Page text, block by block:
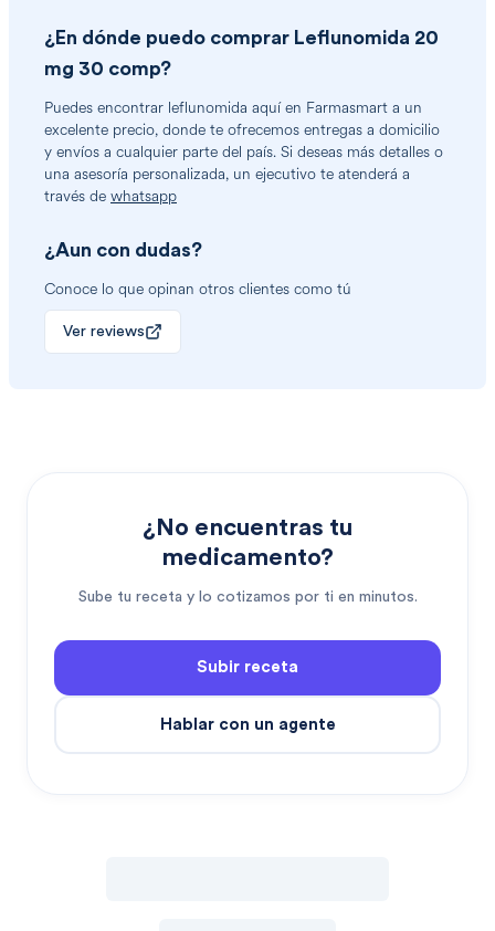
¿En dónde puedo comprar Leflunomida 20
mg 30 comp?
Puedes encontrar leflunomida aquí en Farmasmart a un
excelente precio, donde te ofrecemos entregas a domicilio
y envíos a cualquier parte del país. Si deseas más detalles o
una asesoría personalizada, un ejecutivo te atenderá a
través de whatsapp
¿Aun con dudas?
Conoce lo que opinan otros clientes como tú
Ver reviews
¿No encuentras tu
medicamento?
Sube tu receta y lo cotizamos por ti en minutos.
Subir receta
Hablar con un agente